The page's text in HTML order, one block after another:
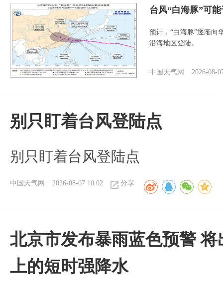
台风“白海豚”可
预计，“白海豚”逐渐向
沿海地区登陆。
中国天气网 2026-08-
别只盯着台风登陆点
别只盯着台风登陆点
中国天气网 2026-08-07 10:02 分享
北京市发布暴雨蓝色预警
上的短时强降水